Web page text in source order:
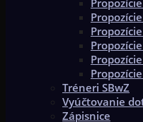
Propozície
Tréneri SBwZ
Vyúčtovanie
Zápisnice